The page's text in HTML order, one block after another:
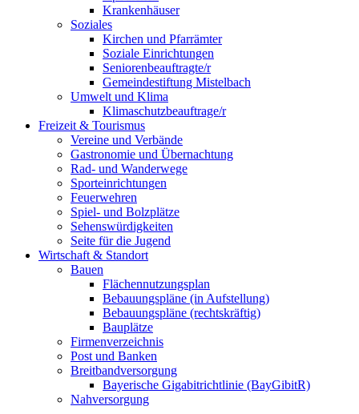
Krankenhäuser
Soziales
Kirchen und Pfarrämter
Soziale Einrichtungen
Seniorenbeauftragte/r
Gemeindestiftung Mistelbach
Umwelt und Klima
Klimaschutzbeauftrage/r
Freizeit & Tourismus
Vereine und Verbände
Gastronomie und Übernachtung
Rad- und Wanderwege
Sporteinrichtungen
Feuerwehren
Spiel- und Bolzplätze
Sehenswürdigkeiten
Seite für die Jugend
Wirtschaft & Standort
Bauen
Flächennutzungsplan
Bebauungspläne (in Aufstellung)
Bebauungspläne (rechtskräftig)
Bauplätze
Firmenverzeichnis
Post und Banken
Breitbandversorgung
Bayerische Gigabitrichtlinie (BayGibitR)
Nahversorgung